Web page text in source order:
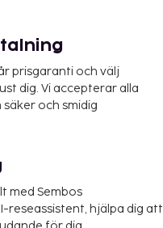
erbjuder spel,
i närheten.
prisgaranti och välj
dig. Vi accepterar alla
och smidig
med Sembos
reseassistent, hjälpa dig att